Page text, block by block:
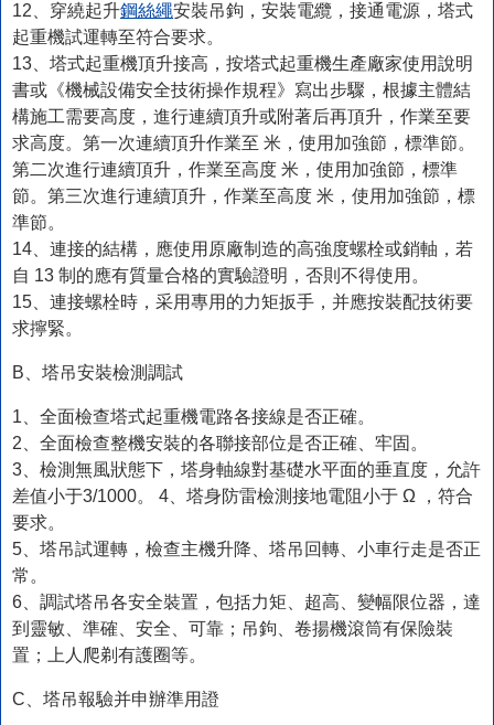
12、穿繞起升鋼絲繩安裝吊鉤，安裝電纜，接通電源，塔式
起重機試運轉至符合要求。
13、塔式起重機頂升接高，按塔式起重機生產廠家使用說明
書或《機械設備安全技術操作規程》寫出步驟，根據主體結
構施工需要高度，進行連續頂升或附著后再頂升，作業至要
求高度。第一次連續頂升作業至 米，使用加強節，標準節。
第二次進行連續頂升，作業至高度 米，使用加強節，標準
節。第三次進行連續頂升，作業至高度 米，使用加強節，標
準節。
14、連接的結構，應使用原廠制造的高強度螺栓或銷軸，若
自 13 制的應有質量合格的實驗證明，否則不得使用。
15、連接螺栓時，采用專用的力矩扳手，并應按裝配技術要
求擰緊。
B、塔吊安裝檢測調試
1、全面檢查塔式起重機電路各接線是否正確。
2、全面檢查整機安裝的各聯接部位是否正確、牢固。
3、檢測無風狀態下，塔身軸線對基礎水平面的垂直度，允許
差值小于3/1000。 4、塔身防雷檢測接地電阻小于 Ω ，符合
要求。
5、塔吊試運轉，檢查主機升降、塔吊回轉、小車行走是否正
常。
6、調試塔吊各安全裝置，包括力矩、超高、變幅限位器，達
到靈敏、準確、安全、可靠；吊鉤、卷揚機滾筒有保險裝
置；上人爬剃有護圈等。
C、塔吊報驗并申辦準用證